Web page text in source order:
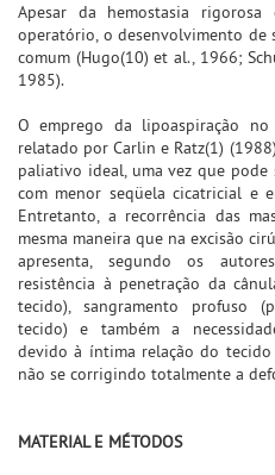
Apesar da hemostasia
operatório, o desenvolvimento de
comum (Hugo(10) et al., 1966;
1985).
O emprego da lipoaspiração
relatado por Carlin e Ratz(1)
paliativo ideal, uma vez que pode
com menor seqüela cicatricial e
Entretanto, a recorrência das
mesma maneira que na excisão
apresenta, segundo os
resistência à penetração da
tecido), sangramento profuso
tecido) e também a
devido à íntima relação do
não se corrigindo totalmente a
MATERIAL E MÉTODOS